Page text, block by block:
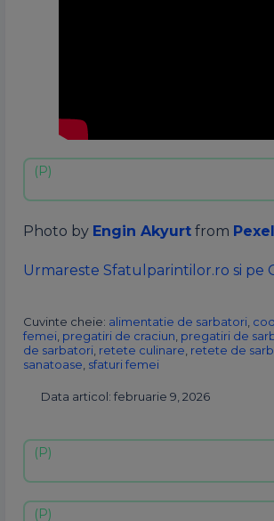
Photo by Engin Akyurt from
Urmareste Sfatulparintilor.ro si pe
Cuvinte cheie: alimentatie de sarbatori
femei pregatiri de craciun pregatiri de
de sarbatori retete culinare retete de
sanatoase sfaturi femei
Data articol: februarie 9, 2026